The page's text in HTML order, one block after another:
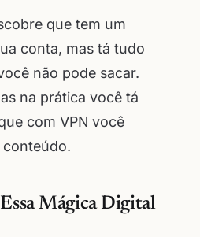
que tem um
conta, mas tá tudo
não pode sacar.
na prática você tá
com VPN você
conteúdo.
Mágica Digital